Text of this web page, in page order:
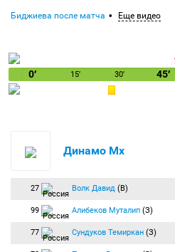
Биджиева после матча Еще видео
0′ 15′ 30′ 45′
Динамо Мх
27 Волк Давид (В)
99 Алибеков Муталип (З)
77 Сундуков Темиркан (З)